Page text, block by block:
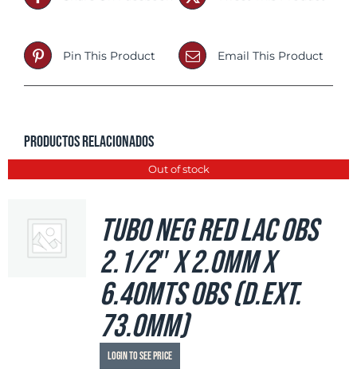
Pin This Product Email This Product
Productos relacionados
Out of stock
Tubo Neg Red LAC OBS
2.1/2″ x 2.0mm x
6.40mts OBS (d.ext.
73.0mm)
Login to see price